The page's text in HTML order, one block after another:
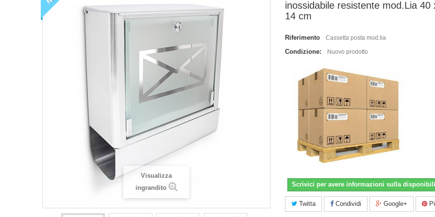
Visualizza
ingrandito
inossidabile resistente mod.Lia 40
14 cm
Riferimento Cassetta posta mod.lia
Condizione: Nuovo prodotto
Scrivici per avere informazioni sulla
Twitta Condividi Google+